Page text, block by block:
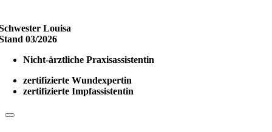
Louisa
03/2026
Nicht-ärztliche Praxisassistentin
zertifizierte Wundexpertin
zertifizierte Impfassistentin